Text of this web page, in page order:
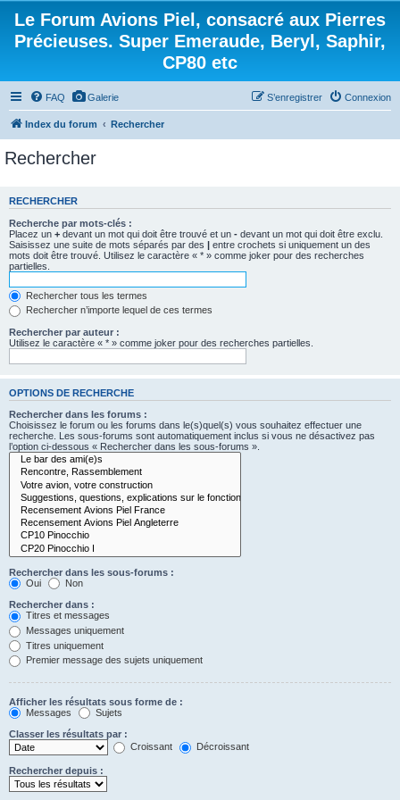
Le Forum Avions Piel, consacré aux Pierres
Précieuses. Super Emeraude, Beryl, Saphir,
CP80 etc
FAQ Galerie Connexion
S’enregistrer
Index du forum Rechercher
Rechercher
RECHERCHER
Recherche par mots-clés :
Placez un + devant un mot qui doit être trouvé et un - devant un mot qui doit être exclu.
Saisissez une suite de mots séparés par des | entre crochets si uniquement un des
mots doit être trouvé. Utilisez le caractère « * » comme joker pour des recherches
partielles.
Rechercher tous les termes
Rechercher n’importe lequel de ces termes
Rechercher par auteur :
Utilisez le caractère « * » comme joker pour des recherches partielles.
OPTIONS DE RECHERCHE
Rechercher dans les forums :
Choisissez le forum ou les forums dans le(s)quel(s) vous souhaitez effectuer une
recherche. Les sous-forums sont automatiquement inclus si vous ne désactivez pas
l’option ci-dessous « Rechercher dans les sous-forums ».
Rechercher dans les sous-forums :
Oui
Non
Rechercher dans :
Titres et messages
Messages uniquement
Titres uniquement
Premier message des sujets uniquement
Afficher les résultats sous forme de :
Messages
Sujets
Classer les résultats par :
Croissant
Décroissant
Rechercher depuis :